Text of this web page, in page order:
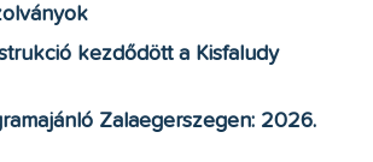
kezdődött a Kisfaludy
Zalaegerszegen: 2026.